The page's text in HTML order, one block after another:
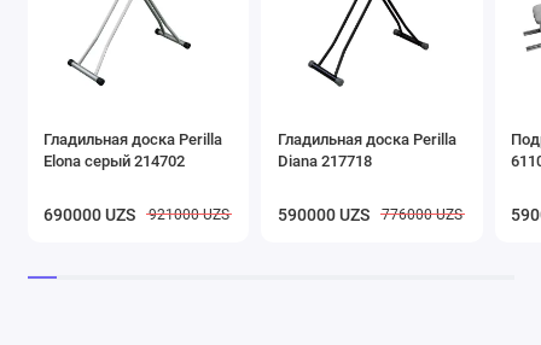
Гладильная доска Perilla
Elona серый 214702
690000 UZS 921000 UZS
Гладильная доска Perilla
Diana 217718
590000 UZS 776000 UZS